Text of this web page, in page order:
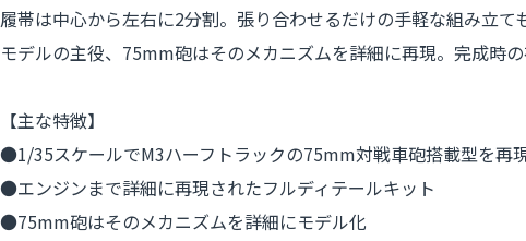
履帯は中心から左右に2分割。張り合わせるだけの手軽な組み立て
モデルの主役、75mm砲はそのメカニズムを詳細に再現。完成時の
【主な特徴】
●1/35スケールでM3ハーフトラックの75mm対戦車砲搭載型を再
●エンジンまで詳細に再現されたフルディテールキット
●75mm砲はそのメカニズムを詳細にモデル化